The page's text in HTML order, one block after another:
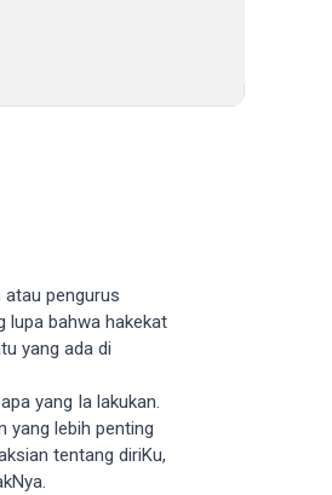
pengurus
lupa bahwa hakekat
yang ada di
yang Ia lakukan.
yang lebih penting
tentang diriKu,